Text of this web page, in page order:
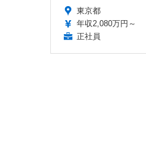
東京都
年収2,080万円～
正社員